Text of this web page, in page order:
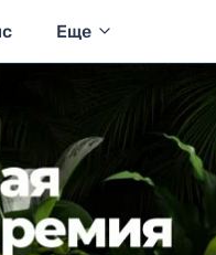
Еще